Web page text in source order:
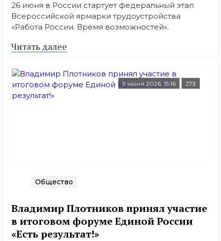
26 июня в России стартует федеральный этап
Всероссийской ярмарки трудоустройства
«Работа России. Время возможностей».
Читать далее
9 июня 2026, 15:16 273
Общество
Владимир Плотников принял участие
в итоговом форуме Единой России
«Есть результат!»